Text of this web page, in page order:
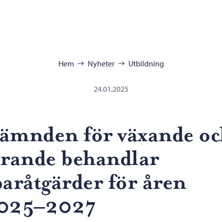
Hem Nyheter Utbildning
24.01.2025
för växande
behandlar
för åren